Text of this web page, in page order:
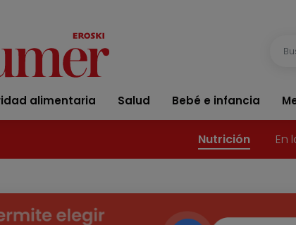
alimentaria Salud Bebé e infancia
Nutrición En